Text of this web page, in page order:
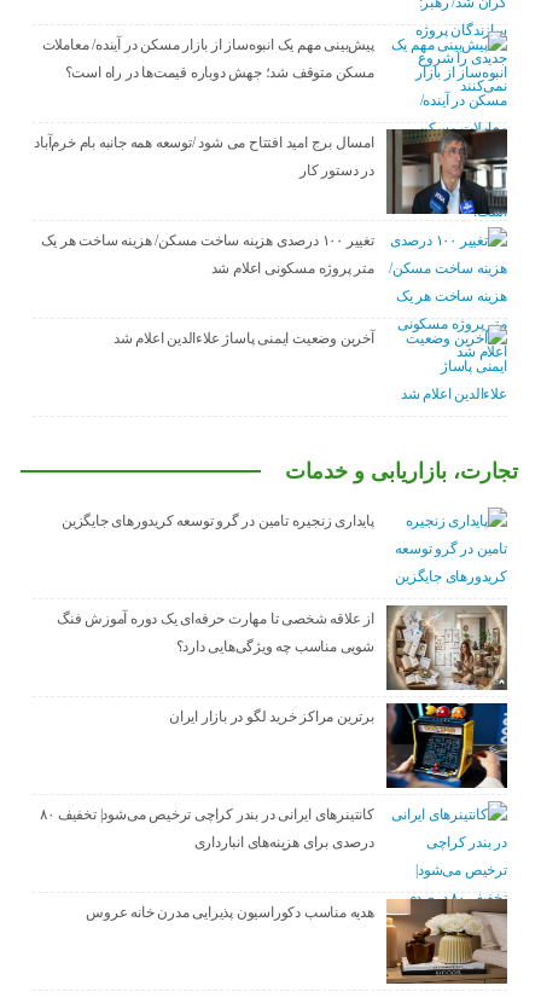
پیش‌بینی مهم یک انبوه‌ساز از بازار مسکن در آینده/ معاملات
مسکن متوقف شد؛ جهش دوباره قیمت‌ها در راه است؟
امسال برج امید افتتاح می شود /توسعه همه جانبه بام خرم‌آباد
در دستور کار
تغییر ۱۰۰ درصدی هزینه ساخت مسکن/ هزینه ساخت هر یک
متر پروژه مسکونی اعلام شد
آخرین وضعیت ایمنی پاساژ علاءالدین اعلام شد
تجارت، بازاریابی و خدمات
پایداری زنجیره تامین در گرو توسعه کریدورهای جایگزین
از علاقه شخصی تا مهارت حرفه‌ای یک دوره آموزش فنگ
شویی مناسب چه ویژگی‌هایی دارد؟
برترین مراکز خرید لگو در بازار ایران
کانتینرهای ایرانی در بندر کراچی ترخیص می‌شود| تخفیف ۸۰
درصدی برای هزینه‌های انبارداری
هدیه مناسب دکوراسیون پذیرایی مدرن خانه عروس